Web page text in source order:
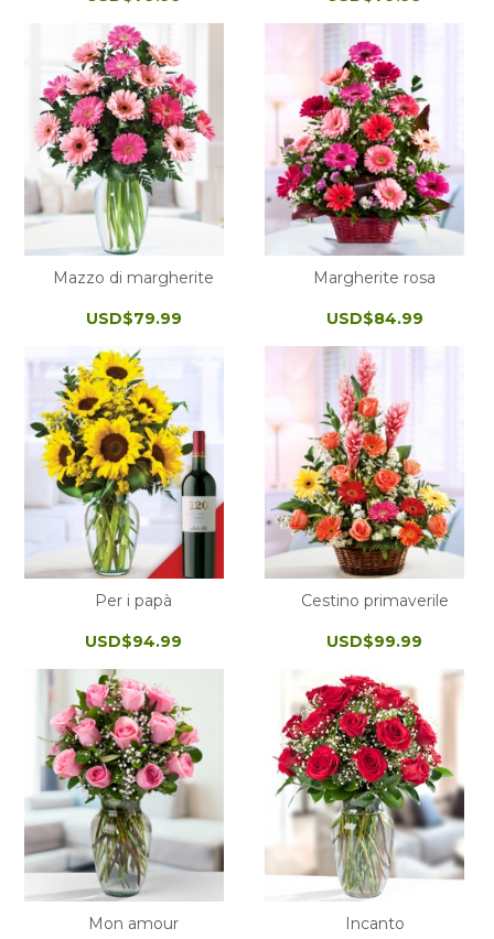
Mazzo di margherite
USD$79.99
Margherite rosa
USD$84.99
Per i papà
USD$94.99
Cestino primaverile
USD$99.99
Mon amour Incanto